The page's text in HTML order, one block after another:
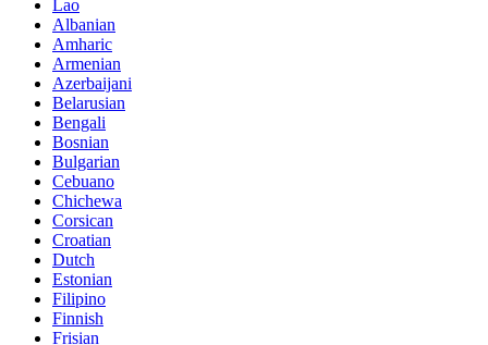
Lao
Albanian
Amharic
Armenian
Azerbaijani
Belarusian
Bengali
Bosnian
Bulgarian
Cebuano
Chichewa
Corsican
Croatian
Dutch
Estonian
Filipino
Finnish
Frisian